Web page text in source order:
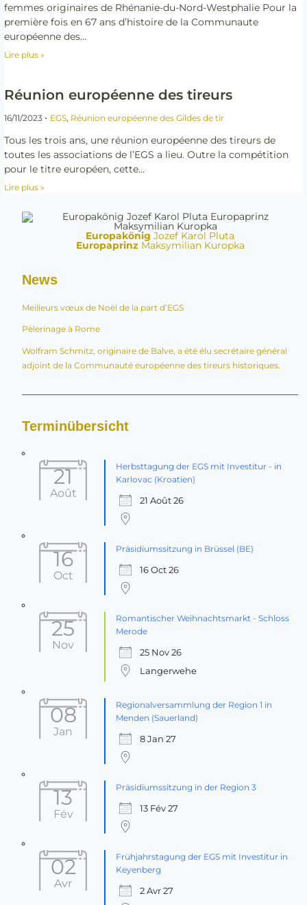
femmes originaires de Rhénanie-du-Nord-Westphalie Pour la
première fois en 67 ans d’histoire de la Communaute
européenne des…
Lire plus »
Réunion européenne des tireurs
16/11/2023 • EGS, Réunion européenne des Gildes de tir
Tous les trois ans, une réunion européenne des tireurs de
toutes les associations de l’EGS a lieu. Outre la compétition
pour le titre européen, cette…
Lire plus »
Europakönig Jozef Karol Pluta
EuropaprinzMaksymilian Kuropka
News
Meilleurs vœux de Noël de la part d’EGS
Pèlerinage à Rome
Wolfram Schmitz, originaire de Balve, a été élu secrétaire général
adjoint de la Communauté européenne des tireurs historiques.
Terminübersicht
21
Août
Herbsttagung der EGS mit Investitur - in
Karlovac (Kroatien)
21 Août 26
16
Oct
Präsidiumssitzung in Brüssel (BE)
16 Oct 26
25
Nov
Romantischer Weihnachtsmarkt - Schloss
Merode
25 Nov 26
Langerwehe
08
Jan
Regionalversammlung der Region 1 in
Menden (Sauerland)
8 Jan 27
13
Fév
Präsidiumssitzung in der Region 3
13 Fév 27
02
Avr
Frühjahrstagung der EGS mit Investitur in
Keyenberg
2 Avr 27